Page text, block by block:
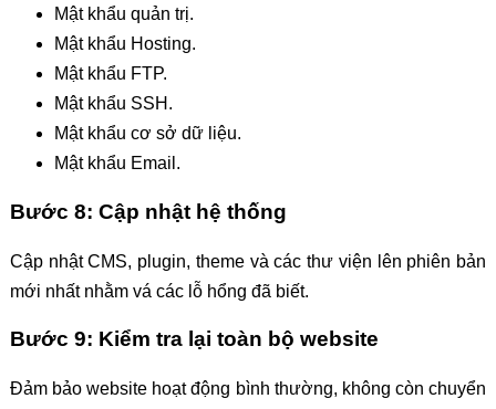
Mật khẩu quản trị.
Mật khẩu Hosting.
Mật khẩu FTP.
Mật khẩu SSH.
Mật khẩu cơ sở dữ liệu.
Mật khẩu Email.
Bước 8: Cập nhật hệ thống
Cập nhật CMS, plugin, theme và các thư viện lên phiên bản
mới nhất nhằm vá các lỗ hổng đã biết.
Bước 9: Kiểm tra lại toàn bộ website
Đảm bảo website hoạt động bình thường, không còn chuyển